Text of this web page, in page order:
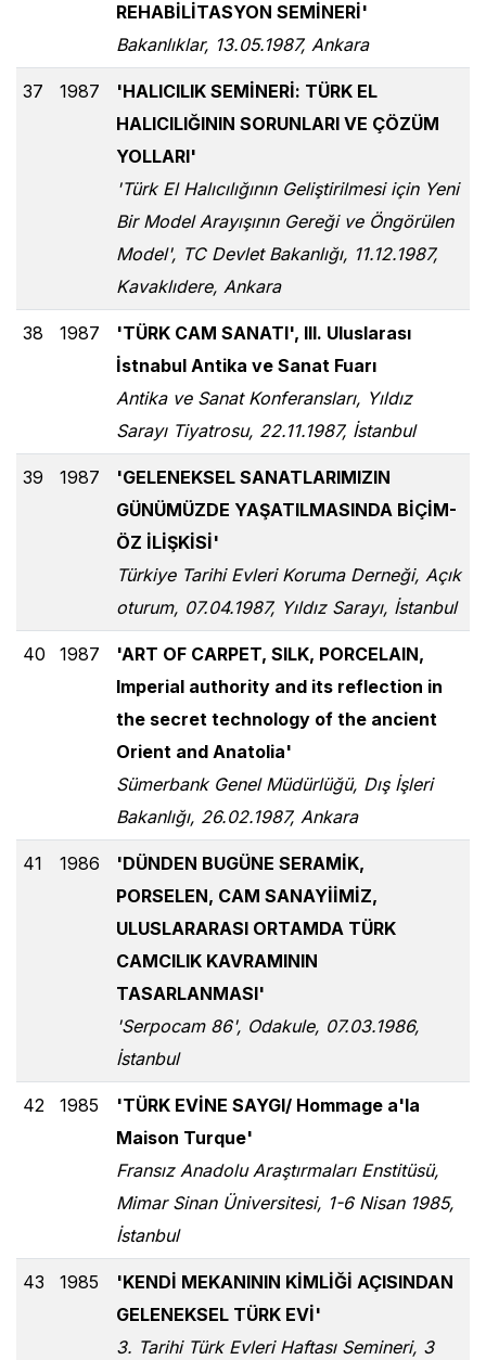
REHABİLİTASYON SEMİNERİ'
Bakanlıklar, 13.05.1987, Ankara
37 1987
'HALICILIK SEMİNERİ: TÜRK EL
HALICILIĞININ SORUNLARI VE ÇÖZÜM
YOLLARI'
'Türk El Halıcılığının Geliştirilmesi için Yeni
Bir Model Arayışının Gereği ve Öngörülen
Model', TC Devlet Bakanlığı, 11.12.1987,
Kavaklıdere, Ankara
38 1987
'TÜRK CAM SANATI', III. Uluslarası
İstnabul Antika ve Sanat Fuarı
Antika ve Sanat Konferansları, Yıldız
Sarayı Tiyatrosu, 22.11.1987, İstanbul
39 1987
'GELENEKSEL SANATLARIMIZIN
GÜNÜMÜZDE YAŞATILMASINDA BİÇİM-
ÖZ İLİŞKİSİ'
Türkiye Tarihi Evleri Koruma Derneği, Açık
oturum, 07.04.1987, Yıldız Sarayı, İstanbul
40 1987
'ART OF CARPET, SILK, PORCELAIN,
Imperial authority and its reflection in
the secret technology of the ancient
Orient and Anatolia'
Sümerbank Genel Müdürlüğü, Dış İşleri
Bakanlığı, 26.02.1987, Ankara
41 1986
'DÜNDEN BUGÜNE SERAMİK,
PORSELEN, CAM SANAYİİMİZ,
ULUSLARARASI ORTAMDA TÜRK
CAMCILIK KAVRAMININ
TASARLANMASI'
'Serpocam 86', Odakule, 07.03.1986,
İstanbul
42 1985
'TÜRK EVİNE SAYGI/ Hommage a'la
Maison Turque'
Fransız Anadolu Araştırmaları Enstitüsü,
Mimar Sinan Üniversitesi, 1-6 Nisan 1985,
İstanbul
43 1985
'KENDİ MEKANININ KİMLİĞİ AÇISINDAN
GELENEKSEL TÜRK EVİ'
3. Tarihi Türk Evleri Haftası Semineri, 3